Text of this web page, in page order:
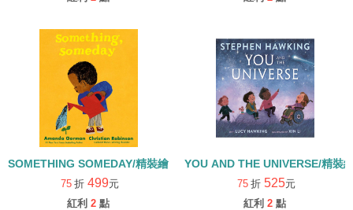
SOMETHING SOMEDAY/精裝繪本
75 折 499元
紅利 2 點
YOU AND THE UNIVERSE/精裝
75 折 525元
紅利 2 點